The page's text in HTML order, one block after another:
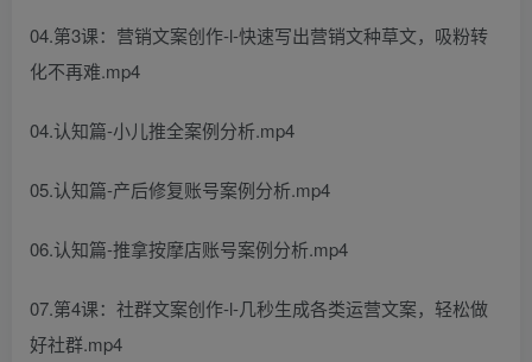
04.第3课：营销文案创作-l-快速写出营销文种草文，吸粉转
化不再难.mp4
04.认知篇-小儿推全案例分析.mp4
05.认知篇-产后修复账号案例分析.mp4
06.认知篇-推拿按摩店账号案例分析.mp4
07.第4课：社群文案创作-l-几秒生成各类运营文案，轻松做
好社群.mp4